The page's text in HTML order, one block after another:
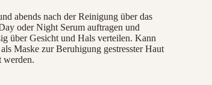
abends nach der Reinigung über das
oder Night Serum auftragen und
über Gesicht und Hals verteilen. Kann
Maske zur Beruhigung gestresster Haut
werden.